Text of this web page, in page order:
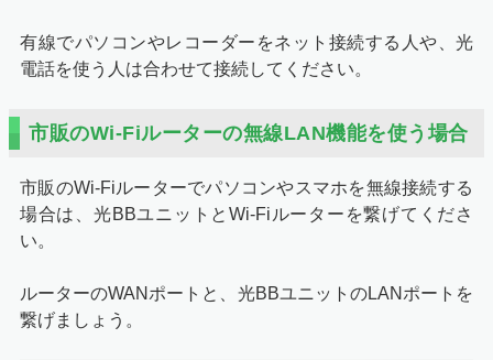
有線でパソコンやレコーダーをネット接続する人や、光
電話を使う人は合わせて接続してください。
市販のWi-Fiルーターの無線LAN機能を使う場合
市販のWi-Fiルーターでパソコンやスマホを無線接続する
場合は、光BBユニットとWi-Fiルーターを繋げてくださ
い。
ルーターのWANポートと、光BBユニットのLANポートを
繋げましょう。